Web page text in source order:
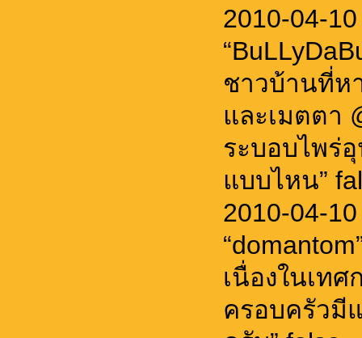
2010-04-
ชาวบ้านที่ห
และเมตตา
ระบอบไพร่
แบบไหน”
2010-04-
เนื่องในเท
ครอบครัวมี